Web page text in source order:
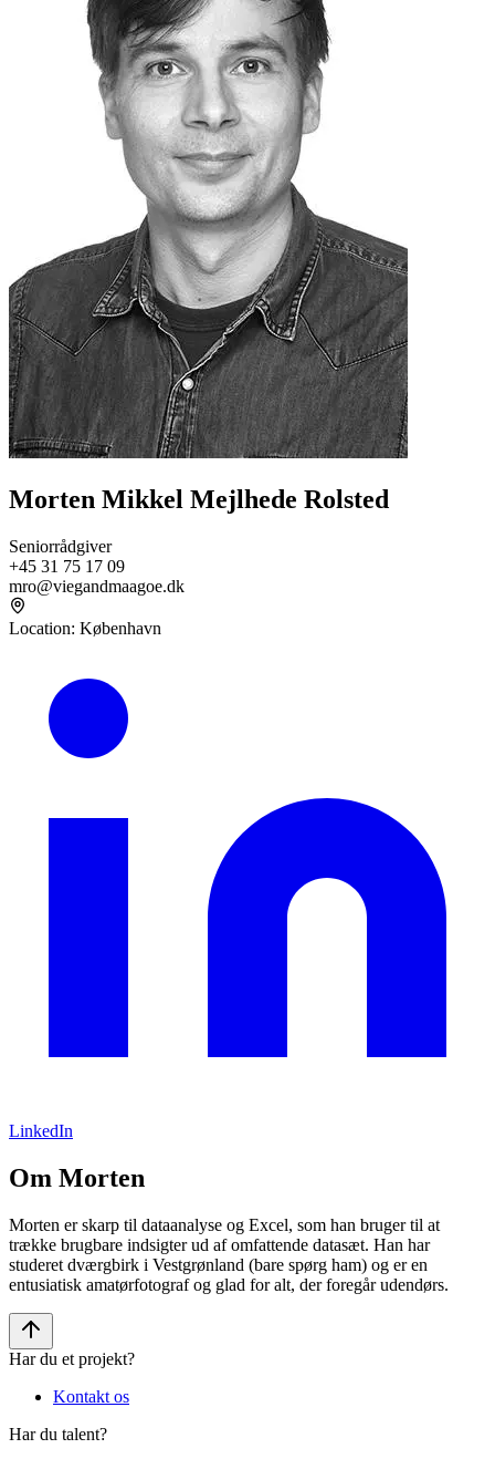
Morten Mikkel Mejlhede Rolsted
Seniorrådgiver
+45 31 75 17 09
mro@viegandmaagoe.dk
Location: København
LinkedIn
Om Morten
Morten er skarp til dataanalyse og Excel, som han bruger til at
trække brugbare indsigter ud af omfattende datasæt. Han har
studeret dværgbirk i Vestgrønland (bare spørg ham) og er en
entusiatisk amatørfotograf og glad for alt, der foregår udendørs.
Har du et projekt?
Kontakt os
Har du talent?